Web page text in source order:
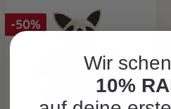
-50%
Wir
10%